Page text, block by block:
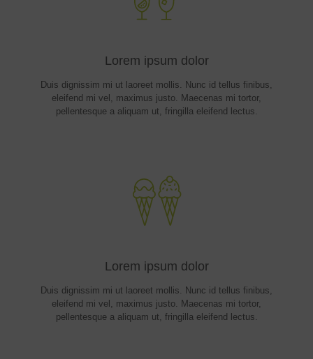
Lorem ipsum dolor
Duis dignissim mi ut laoreet mollis. Nunc id tellus finibus,
eleifend mi vel, maximus justo. Maecenas mi tortor,
pellentesque a aliquam ut, fringilla eleifend lectus.
Lorem ipsum dolor
Duis dignissim mi ut laoreet mollis. Nunc id tellus finibus,
eleifend mi vel, maximus justo. Maecenas mi tortor,
pellentesque a aliquam ut, fringilla eleifend lectus.